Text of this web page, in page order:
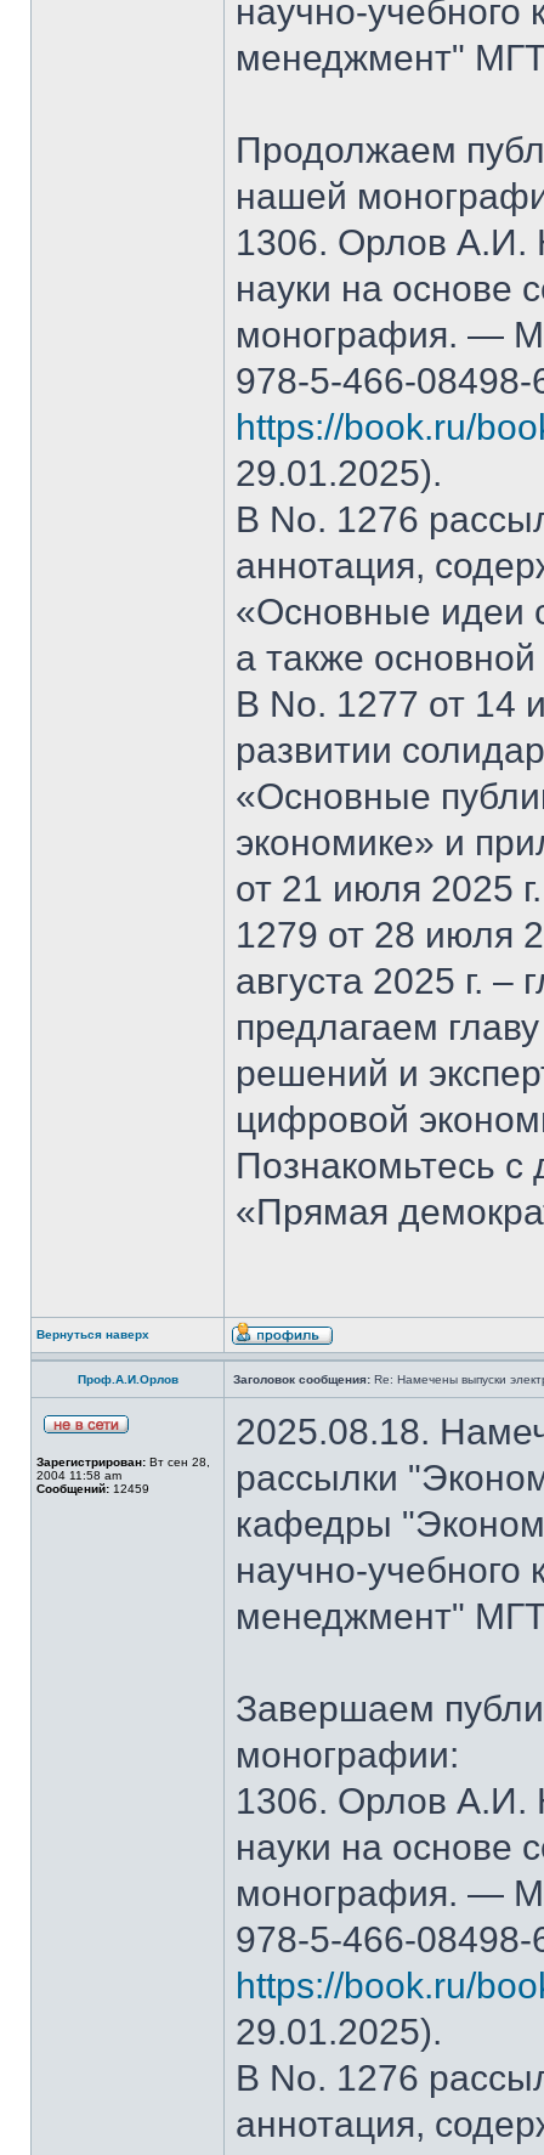
научно-
менеджмент"
Продолжаем
нашей
1306. Орлов А.И.
науки на основе
монография. —
978-5-466-
https://book.ru/
29.01.2025).
В No. 1276
аннотация,
«Основные идеи
а также
В No. 1277 от 14
развитии
«Основные
экономике» и
от 21 июля 2025
1279 от 28 июля
августа 2025 г.
предлагаем
решений и
цифровой
Познакомьтесь
«Прямая
Вернуться наверх
Проф.А.И.Орлов Заголовок сообщения: Re: Намечены выпуски
Зарегистрирован: Вт сен 28,
2004 11:58 am
Сообщений: 12459
2025.08.18.
рассылки
кафедры
научно-
менеджмент"
Завершаем
монографии:
1306. Орлов А.И.
науки на основе
монография. —
978-5-466-
https://book.ru/
29.01.2025).
В No. 1276
аннотация,